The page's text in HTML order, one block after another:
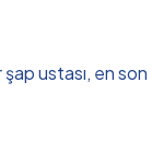
ustası, en